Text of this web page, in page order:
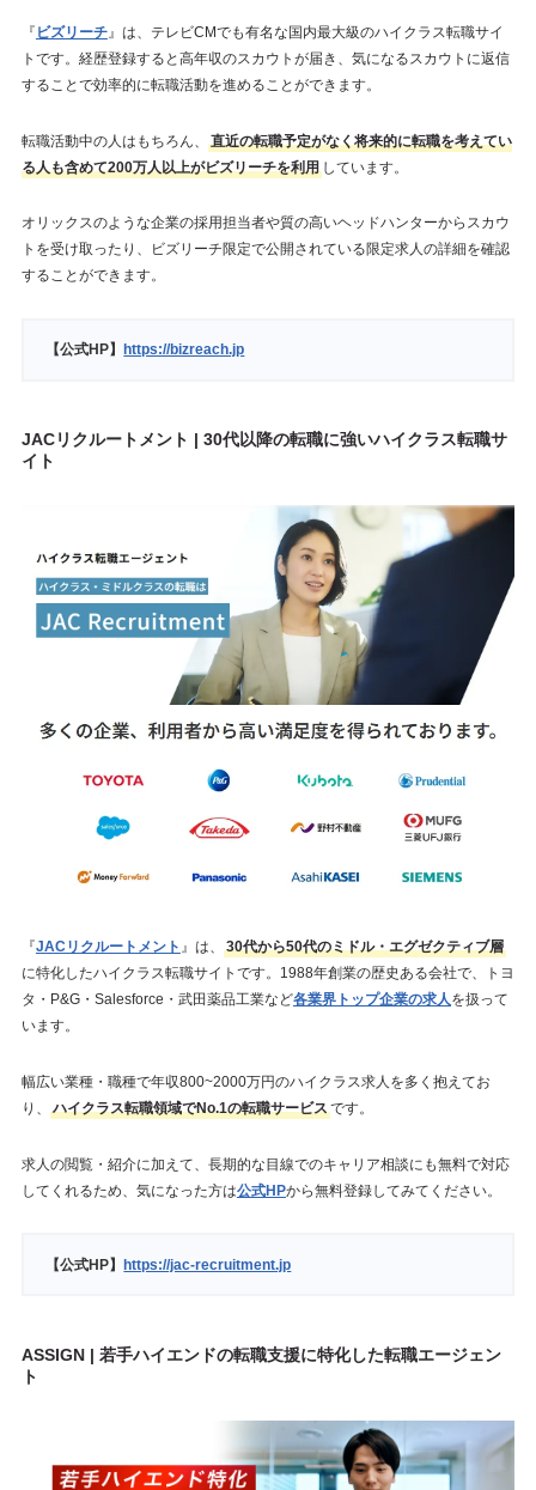
『 ビズリーチ』は、テレビCMでも有名な国内最大級のハイクラス転職サイ
トです。経歴登録すると高年収のスカウトが届き、気になるスカウトに返信
することで効率的に転職活動を進めることができます。
転職活動中の人はもちろん、
直近の転職予定がなく将来的に転職を考えてい
る人も含めて200万人以上がビズリーチを利用 しています。
オリックスのような企業の採用担当者や質の高いヘッドハンターからスカウ
トを受け取ったり、ビズリーチ限定で公開されている限定求人の詳細を確認
することができます。
【公式HP】 https://bizreach.jp
JACリクルートメント | 30代以降の転職に強いハイクラス転職サ
イト
『JACリクルートメント 』は、
30代から50代のミドル・エグゼクティブ層
に特化したハイクラス転職サイトです。1988年創業の歴史ある会社で、トヨ
タ・P&G・Salesforce・武田薬品工業など各業界トップ企業の求人を扱って
います。
幅広い業種・職種で年収800~2000万円のハイクラス求人を多く抱えてお
り、
ハイクラス転職領域でNo.1の転職サービスです。
求人の閲覧・紹介に加えて、長期的な目線でのキャリア相談にも無料で対応
してくれるため、気になった方は公式HPから無料登録してみてください。
【公式HP】https://jac-recruitment.jp
ASSIGN | 若手ハイエンドの転職支援に特化した転職エージェン
ト